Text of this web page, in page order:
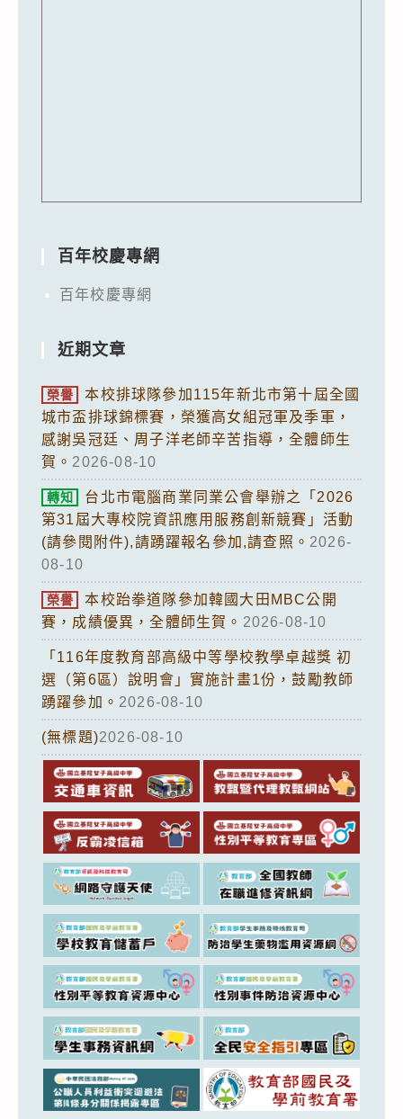
百年校慶專網
百年校慶專網
近期文章
榮譽
本校排球隊參加115年新北市第十屆全國
城市盃排球錦標賽，榮獲高女組冠軍及季軍，
感謝吳冠廷、周子洋老師辛苦指導，全體師生
賀。 2026-08-10
轉知
台北市電腦商業同業公會舉辦之「2026
第31屆大專校院資訊應用服務創新競賽」活動
(請參閱附件),請踴躍報名參加,請查照。 2026-
08-10
榮譽
本校跆拳道隊參加韓國大田MBC公開
賽，成績優異，全體師生賀。 2026-08-10
「116年度教育部高級中等學校教學卓越獎 初
選（第6區）說明會」實施計畫1份，鼓勵教師
踴躍參加。 2026-08-10
(無標題)2026-08-10